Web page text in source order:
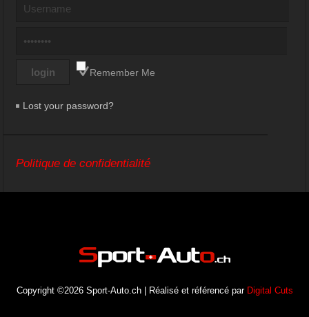
Remember Me
Lost your password?
Politique de confidentialité
Copyright ©2026 Sport-Auto.ch | Réalisé et référencé par Digital Cuts